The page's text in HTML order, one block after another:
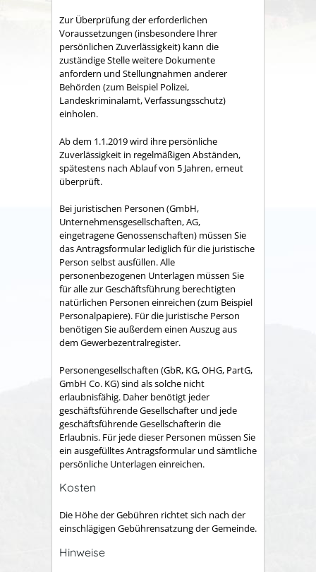
Zur Überprüfung der erforderlichen
Voraussetzungen (insbesondere Ihrer
persönlichen Zuverlässigkeit) kann die
zuständige Stelle weitere Dokumente
anfordern und Stellungnahmen anderer
Behörden (zum Beispiel Polizei,
Landeskriminalamt, Verfassungsschutz)
einholen.
Ab dem 1.1.2019 wird ihre persönliche
Zuverlässigkeit in regelmäßigen Abständen,
spätestens nach Ablauf von 5 Jahren, erneut
überprüft.
Bei juristischen Personen (GmbH,
Unternehmensgesellschaften, AG,
eingetragene Genossenschaften) müssen Sie
das Antragsformular lediglich für die juristische
Person selbst ausfüllen. Alle
personenbezogenen Unterlagen müssen Sie
für alle zur Geschäftsführung berechtigten
natürlichen Personen einreichen (zum Beispiel
Personalpapiere). Für die juristische Person
benötigen Sie außerdem einen Auszug aus
dem Gewerbezentralregister.
Personengesellschaften (GbR, KG, OHG, PartG,
GmbH Co. KG) sind als solche nicht
erlaubnisfähig. Daher benötigt jeder
geschäftsführende Gesellschafter und jede
geschäftsführende Gesellschafterin die
Erlaubnis. Für jede dieser Personen müssen Sie
ein ausgefülltes Antragsformular und sämtliche
persönliche Unterlagen einreichen.
Kosten
Die Höhe der Gebühren richtet sich nach der
einschlägigen Gebührensatzung der Gemeinde.
Hinweise